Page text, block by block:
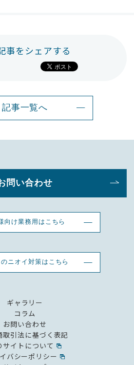
事をシェアする
記事一覧へ
問い合わせ
向け業務用はこちら
ニオイ対策はこちら
ギャラリー
コラム
お問い合わせ
取引法に基づく表記
サイトについて
バシーポリシー